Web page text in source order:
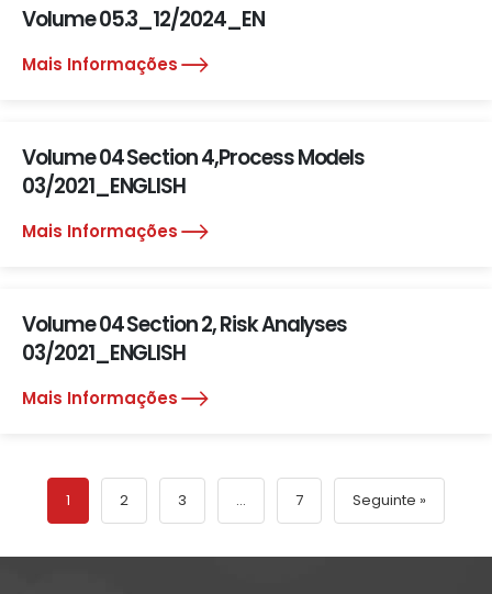
Volume 05.3_12/2024_EN
Mais Informações
Volume 04 Section 4,Process Models
03/2021_ENGLISH
Mais Informações
Volume 04 Section 2, Risk Analyses
03/2021_ENGLISH
Mais Informações
1 2 3 … 7 Seguinte »